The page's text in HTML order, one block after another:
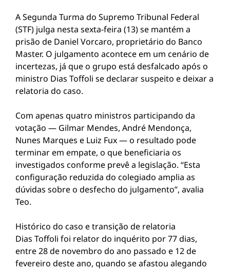
A Segunda Turma do Supremo Tribunal Federal
(STF) julga nesta sexta-feira (13) se mantém a
prisão de Daniel Vorcaro, proprietário do Banco
Master. O julgamento acontece em um cenário de
incertezas, já que o grupo está desfalcado após o
ministro Dias Toffoli se declarar suspeito e deixar a
relatoria do caso.
Com apenas quatro ministros participando da
votação — Gilmar Mendes, André Mendonça,
Nunes Marques e Luiz Fux — o resultado pode
terminar em empate, o que beneficiaria os
investigados conforme prevê a legislação. “Esta
configuração reduzida do colegiado amplia as
dúvidas sobre o desfecho do julgamento”, avalia
Teo.
Histórico do caso e transição de relatoria
Dias Toffoli foi relator do inquérito por 77 dias,
entre 28 de novembro do ano passado e 12 de
fevereiro deste ano, quando se afastou alegando